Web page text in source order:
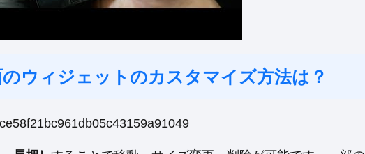
ウィジェットのカスタマイズ方法は？